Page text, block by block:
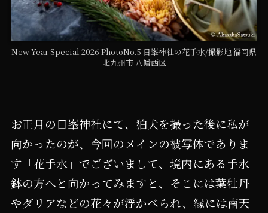
New Year Special 2026 PhotoNo.5 日峯神社の花手水/撮影地 福岡県
北九州市 八幡西区
お正月の日峯神社にて、狛犬を撮った後に私が
向かったのが、今回のメインの被写体でありま
す「花手水」でございまして、境内にある手水
鉢の方へと向かってみますと、そこには葉牡丹
やダリアなどの花々が浮かべられ、縁には南天